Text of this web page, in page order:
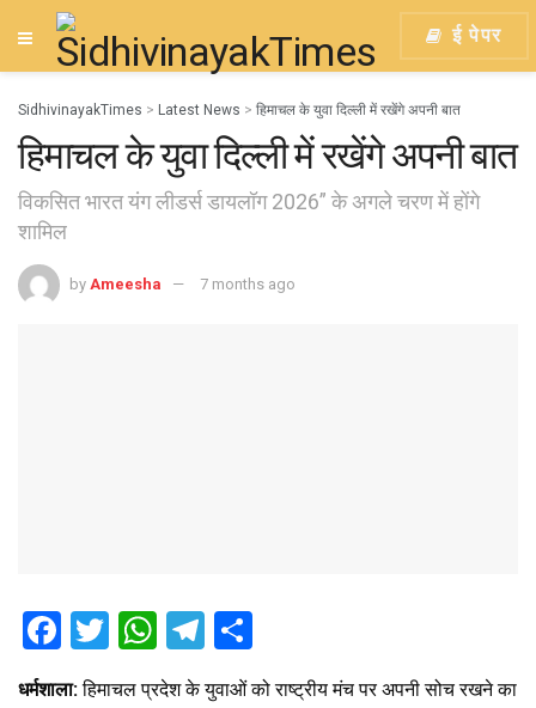
ई पेपर
SidhivinayakTimes > Latest News > हिमाचल के युवा दिल्ली में रखेंगे अपनी बात
हिमाचल के युवा दिल्ली में रखेंगे अपनी बात
विकसित भारत यंग लीडर्स डायलॉग 2026” के अगले चरण में होंगे
शामिल
by Ameesha 7 months ago
F
T
W
h
T
h
धर्मशाला:हिमाचल प्रदेश के युवाओं को राष्ट्रीय मंच पर अपनी सोच रखने का